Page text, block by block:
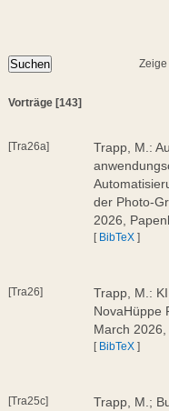
Vorträge [143]
[Tra26a]
Trapp, M.:
der Photo-
2026,
[ BibTeX ]
[Tra26]
Trapp, M.:
NovaHüppe
March
[ BibTeX ]
[Tra25c]
Trapp, M.;